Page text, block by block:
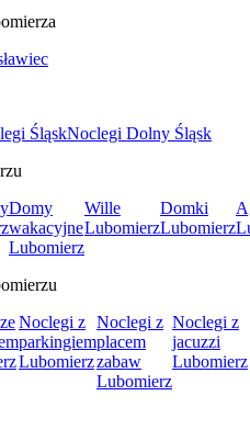
ŚląskNoclegi Dolny Śląsk
Domy
wakacyjne
Lubomierz
Wille
Lubomierz
Domki
Lubomierz
Noclegi z
parkingiem
Lubomierz
Noclegi z
placem
zabaw
Lubomierz
Noclegi z
jacuzzi
Lubomierz